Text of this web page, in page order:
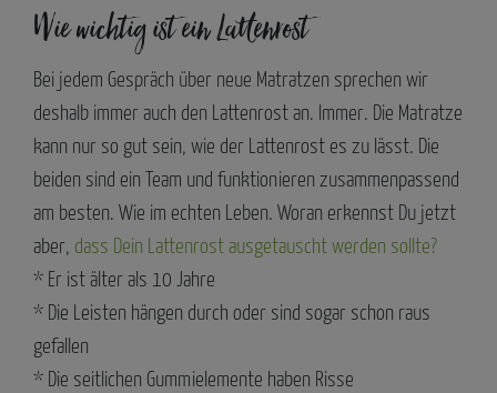
Wie wichtig ist ein Lattenrost
Bei jedem Gespräch über neue Matratzen sprechen wir
deshalb immer auch den Lattenrost an. Immer. Die Matratze
kann nur so gut sein, wie der Lattenrost es zu lässt. Die
beiden sind ein Team und funktionieren zusammenpassend
am besten. Wie im echten Leben. Woran erkennst Du jetzt
aber, dass Dein Lattenrost ausgetauscht werden sollte?
* Er ist älter als 10 Jahre
* Die Leisten hängen durch oder sind sogar schon raus
gefallen
* Die seitlichen Gummielemente haben Risse